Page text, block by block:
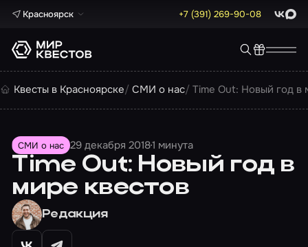
Красноярск +7 (391) 269-90-08 Max
Квесты в Красноярске СМИ о нас Time Out: Новый год в
СМИ о нас 29 декабря 20181 минута
Time Out: Новый год в
мире квестов
Редакция